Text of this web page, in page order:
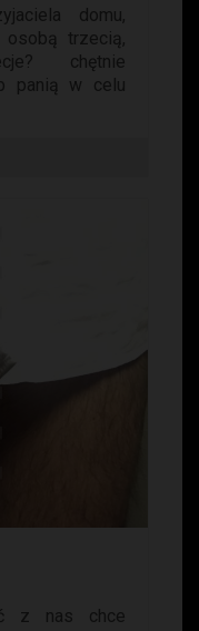
domu,
trzecią,
chętnie
panią w celu
z nas chce